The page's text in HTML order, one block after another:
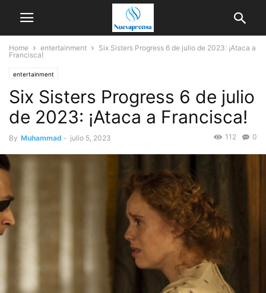
Home entertainment
Six Sisters Progress 6 de julio de 2023: ¡Ataca a
Francisca!
entertainment
Six Sisters Progress 6 de julio
de 2023: ¡Ataca a Francisca!
By Muhammad - julio 5, 2023 0
112